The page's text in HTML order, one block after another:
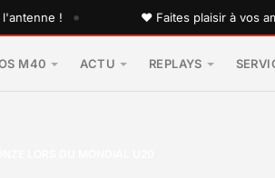
! • ♥ Faites plaisir à vos amis
M40 ACTU REPLAYS